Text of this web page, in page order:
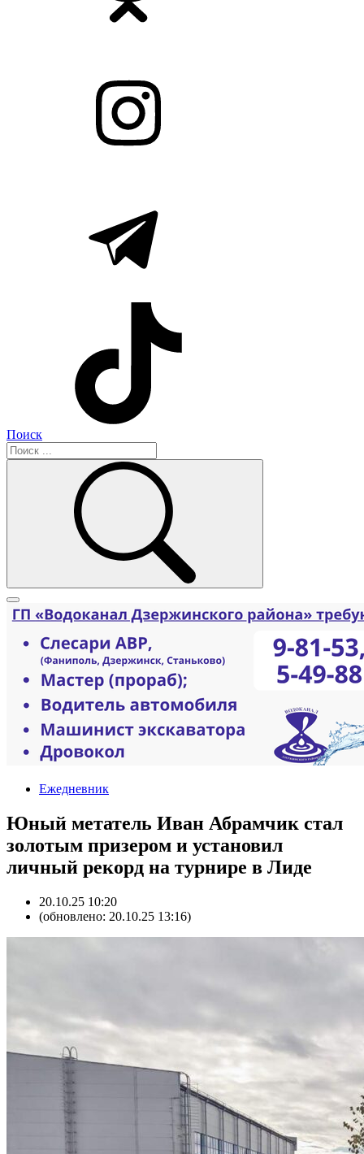
Поиск
Ежедневник
Юный метатель Иван Абрамчик стал
золотым призером и установил
личный рекорд на турнире в Лиде
20.10.25 10:20
(обновлено: 20.10.25 13:16)